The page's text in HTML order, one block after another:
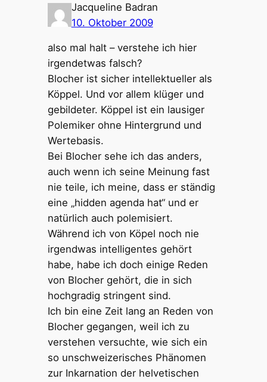
Jacqueline Badran
10. Oktober 2009
also mal halt – verstehe ich hier
irgendetwas falsch?
Blocher ist sicher intellektueller als
Köppel. Und vor allem klüger und
gebildeter. Köppel ist ein lausiger
Polemiker ohne Hintergrund und
Wertebasis.
Bei Blocher sehe ich das anders,
auch wenn ich seine Meinung fast
nie teile, ich meine, dass er ständig
eine „hidden agenda hat“ und er
natürlich auch polemisiert.
Während ich von Köpel noch nie
irgendwas intelligentes gehört
habe, habe ich doch einige Reden
von Blocher gehört, die in sich
hochgradig stringent sind.
Ich bin eine Zeit lang an Reden von
Blocher gegangen, weil ich zu
verstehen versuchte, wie sich ein
so unschweizerisches Phänomen
zur Inkarnation der helvetischen